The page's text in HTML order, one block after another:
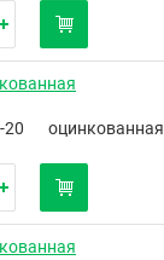
оцинкованная